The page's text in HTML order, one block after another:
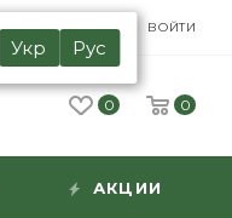
RU
Укр Рус
ВОЙТИ
0 0
АКЦИИ